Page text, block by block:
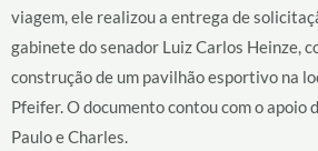
viagem, ele realizou a entrega de
gabinete do senador Luiz Carlos Heinze,
construção de um pavilhão esportivo na
Pfeifer. O documento contou com o apoio
Paulo e Charles.